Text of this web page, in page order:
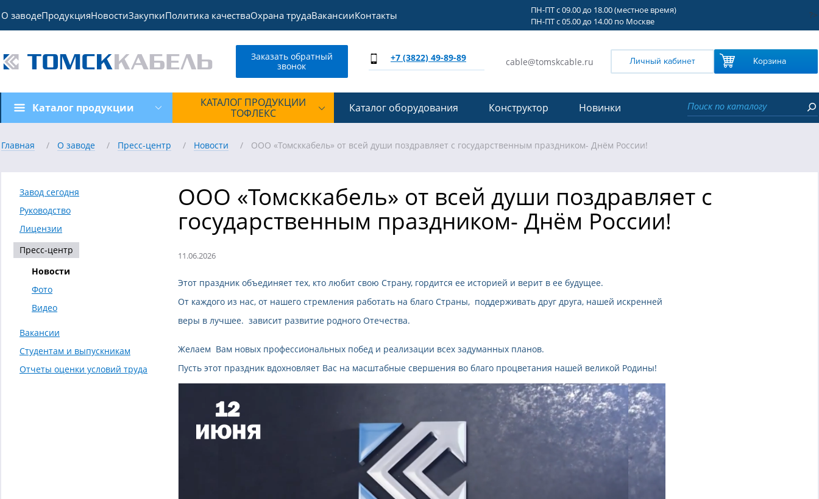
О заводеПродукцияНовостиЗакупкиПолитика качестваОхрана трудаВакансииКонтакты
ПН-ПТ с 09.00 до 18.00 (местное время)
ПН-ПТ с 05.00 до 14.00 по Москве
?>
Заказать обратный
звонок
+7 (3822) 49-89-89 cable@tomskcable.ru Личный кабинет Корзина
Каталог продукции
КАТАЛОГ ПРОДУКЦИИ
ТОФЛЕКС
Каталог оборудования Конструктор Новинки
Главная О заводе Пресс-центр Новости ООО «Томсккабель» от всей души поздравляет с государственным праздником- Днём России!
Завод сегодня
Руководство
Лицензии
Пресс-центр
Новости
Фото
Видео
Вакансии
Студентам и выпускникам
Отчеты оценки условий труда
ООО «Томсккабель» от всей души поздравляет с
государственным праздником- Днём России!
11.06.2026
Этот праздник объединяет тех, кто любит свою Страну, гордится ее историей и верит в ее будущее.
От каждого из нас, от нашего стремления работать на благо Страны, поддерживать друг друга, нашей искренней
веры в лучшее. зависит развитие родного Отечества.
Желаем Вам новых профессиональных побед и реализации всех задуманных планов.
Пусть этот праздник вдохновляет Вас на масштабные свершения во благо процветания нашей великой Родины!